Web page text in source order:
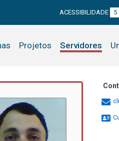
ACESSIBILIDADE 5
Projetos Servidores